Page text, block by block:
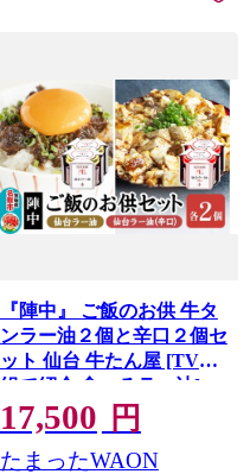
『陣中』 ご飯のお供 牛タ
ンラー油２個と辛口２個セ
ット 仙台 牛たん屋 [TV番
組で紹介 食べるラー油]
17,500 円
たまったWAON